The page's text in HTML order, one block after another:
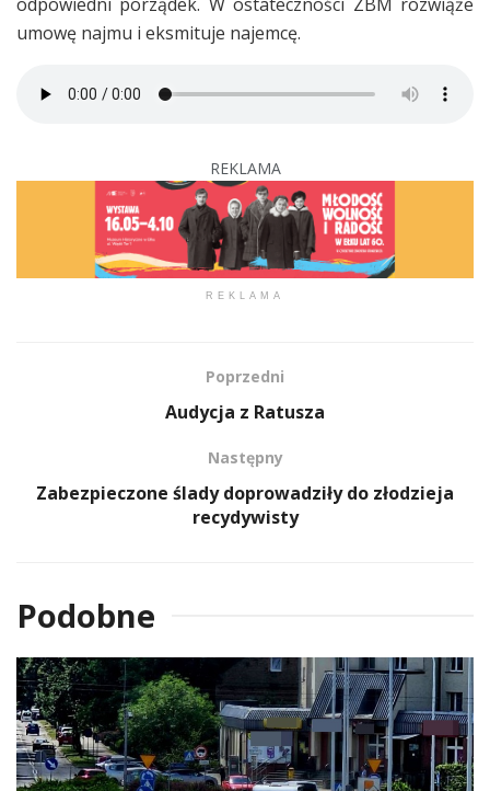
umowę najmu i eksmituje najemcę.
REKLAMA
REKLAMA
Poprzedni
Audycja z Ratusza
Następny
Zabezpieczone ślady doprowadziły do złodzieja
recydywisty
Podobne